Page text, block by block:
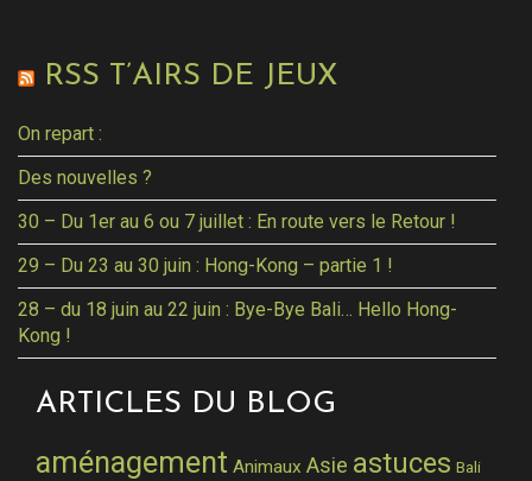
RSS T’AIRS DE JEUX
On repart :
Des nouvelles ?
30 – Du 1er au 6 ou 7 juillet : En route vers le Retour !
29 – Du 23 au 30 juin : Hong-Kong – partie 1 !
28 – du 18 juin au 22 juin : Bye-Bye Bali… Hello Hong-
Kong !
ARTICLES DU BLOG
aménagement Animaux Asie astuces Bali